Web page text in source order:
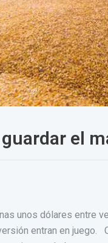
el
unos dólares entre
entran en juego.